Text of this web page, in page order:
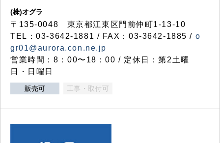
(株)オグラ
〒135-0048 東京都江東区門前仲町1-13-10
TEL：03-3642-1881 / FAX：03-3642-1885 / o
gr01@aurora.con.ne.jp
営業時間：8：00〜18：00 / 定休日：第2土曜
日・日曜日
販売可 工事・取付可